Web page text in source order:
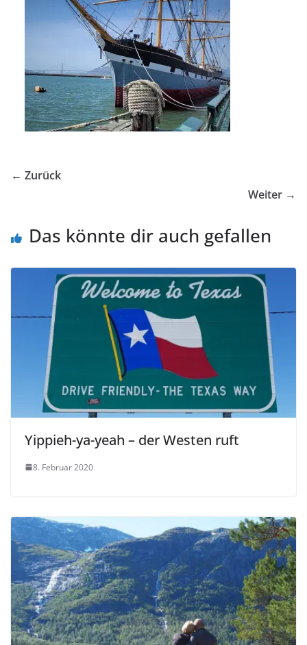
← Zurück
Weiter →
Das könnte dir auch gefallen
Yippieh-ya-yeah – der Westen ruft
8. Februar 2020